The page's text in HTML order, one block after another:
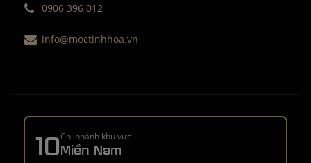
0906 396 012
info@moctinhhoa.vn
10Chi nhánh khu vực
Miền Nam